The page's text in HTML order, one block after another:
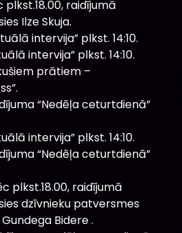
raidījumā
Ilze Skuja.
intervija” plkst. 14:10.
intervija” plkst. 14:10.
prātiem –
“Nedēļa ceturtdienā”
intervija” plkst. 14:10.
“Nedēļa ceturtdienā”
plkst.18.00, raidījumā
dzīvnieku patversmes
Bidere .